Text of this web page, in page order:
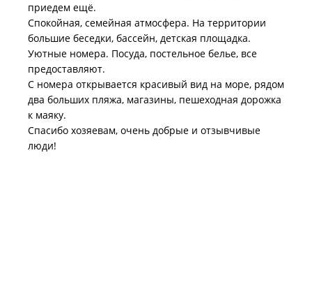
приедем ещё.
Спокойная, семейная атмосфера. На территории
большие беседки, бассейн, детская площадка.
Уютные номера. Посуда, постельное белье, все
предоставляют.
С номера открывается красивый вид на море, рядом
два больших пляжа, магазины, пешеходная дорожка
к маяку.
Спасибо хозяевам, очень добрые и отзывчивые
люди!